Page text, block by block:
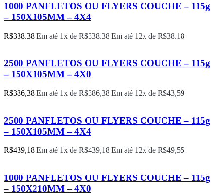
1000 PANFLETOS OU FLYERS COUCHE – 115g
– 150X105MM – 4X4
R$338,38 Em até 1x de R$338,38 Em até 12x de R$38,18
2500 PANFLETOS OU FLYERS COUCHE – 115g
– 150X105MM – 4X0
R$386,38 Em até 1x de R$386,38 Em até 12x de R$43,59
2500 PANFLETOS OU FLYERS COUCHE – 115g
– 150X105MM – 4X4
R$439,18 Em até 1x de R$439,18 Em até 12x de R$49,55
1000 PANFLETOS OU FLYERS COUCHE – 115g
– 150X210MM – 4X0